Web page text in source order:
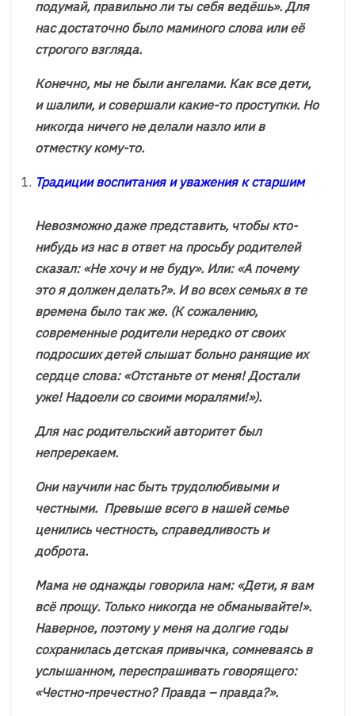
подумай, правильно ли ты себя ведёшь». Для
нас достаточно было маминого слова или её
строгого взгляда.
Конечно, мы не были ангелами. Как все дети,
и шалили, и совершали какие-то проступки. Но
никогда ничего не делали назло или в
отместку кому-то.
Традиции воспитания и уважения к старшим
Невозможно даже представить, чтобы кто-
нибудь из нас в ответ на просьбу родителей
сказал: «Не хочу и не буду». Или: «А почему
это я должен делать?». И во всех семьях в те
времена было так же. (К сожалению,
современные родители нередко от своих
подросших детей слышат больно ранящие их
сердце слова: «Отстаньте от меня! Достали
уже! Надоели со своими моралями!»).
Для нас родительский авторитет был
непререкаем.
Они научили нас быть трудолюбивыми и
честными. Превыше всего в нашей семье
ценились честность, справедливость и
доброта.
Мама не однажды говорила нам: «Дети, я вам
всё прощу. Только никогда не обманывайте!».
Наверное, поэтому у меня на долгие годы
сохранилась детская привычка, сомневаясь в
услышанном, переспрашивать говорящего:
«Честно-пречестно? Правда – правда?».